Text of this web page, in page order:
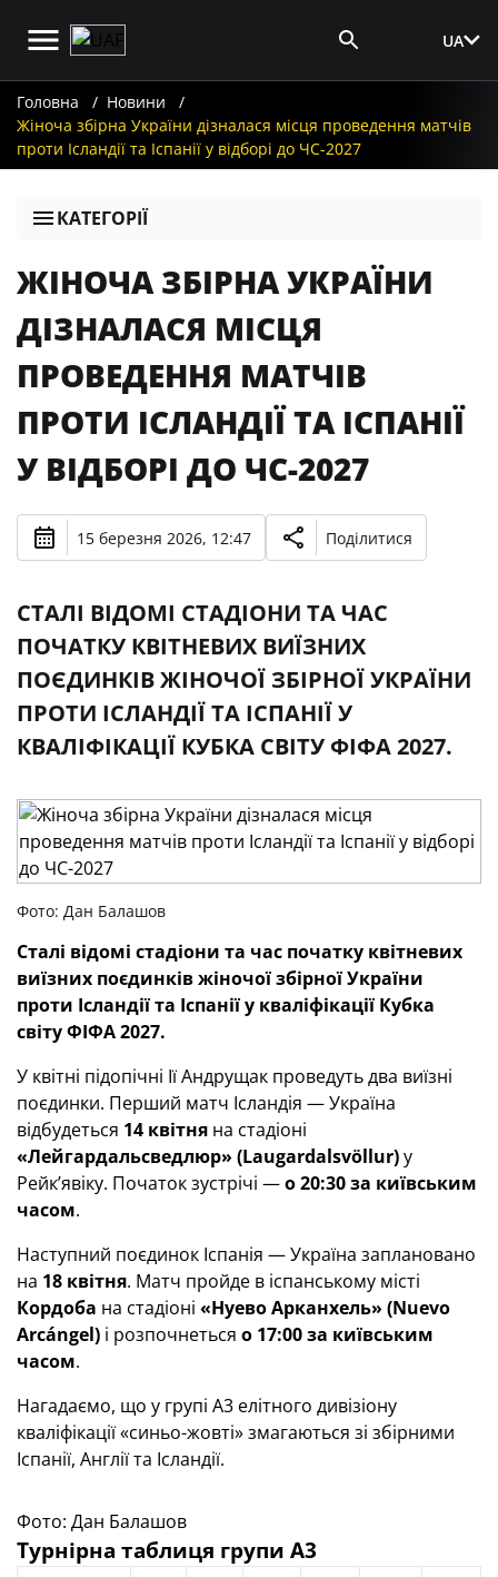
UA
Головна
Новини
Жіноча збірна України дізналася місця проведення матчів
проти Ісландії та Іспанії у відборі до ЧС-2027
КАТЕГОРІЇ
ЖІНОЧА ЗБІРНА УКРАЇНИ
ДІЗНАЛАСЯ МІСЦЯ
ПРОВЕДЕННЯ МАТЧІВ
ПРОТИ ІСЛАНДІЇ ТА ІСПАНІЇ
У ВІДБОРІ ДО ЧС-2027
15 березня 2026, 12:47 Поділитися
СТАЛІ ВІДОМІ СТАДІОНИ ТА ЧАС
ПОЧАТКУ КВІТНЕВИХ ВИЇЗНИХ
ПОЄДИНКІВ ЖІНОЧОЇ ЗБІРНОЇ УКРАЇНИ
ПРОТИ ІСЛАНДІЇ ТА ІСПАНІЇ У
КВАЛІФІКАЦІЇ КУБКА СВІТУ ФІФА 2027.
Фото: Дан Балашов
Сталі відомі стадіони та час початку квітневих
виїзних поєдинків жіночої збірної України
проти Ісландії та Іспанії у кваліфікації Кубка
світу ФІФА 2027.
У квітні підопічні Ії Андрущак проведуть два виїзні
поєдинки. Перший матч Ісландія — Україна
відбудеться 14 квітня на стадіоні
«Лейгардальсведлюр» (Laugardalsvöllur)у
Рейк’явіку. Початок зустрічі —о 20:30 за київським
часом.
Наступний поєдинок Іспанія — Україна заплановано
на 18 квітня. Матч пройде в іспанському місті
Кордоба на стадіоні «Нуево Арканхель» (Nuevo
Arcángel) і розпочнеться о 17:00 за київським
часом.
Нагадаємо, що у групі А3 елітного дивізіону
кваліфікації «синьо-жовті» змагаються зі збірними
Іспанії, Англії та Ісландії.
Фото: Дан Балашов
Турнірна таблиця групи А3